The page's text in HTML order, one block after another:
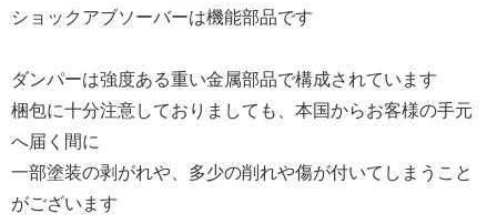
ショックアブソーバーは機能部品です
ダンパーは強度ある重い金属部品で構成されています
梱包に十分注意しておりましても、本国からお客様の手元
へ届く間に
一部塗装の剥がれや、多少の削れや傷が付いてしまうこと
がございます